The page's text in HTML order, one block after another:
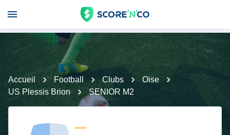
Accueil Football Clubs
Oise
US Plessis Brion
SENIOR M2